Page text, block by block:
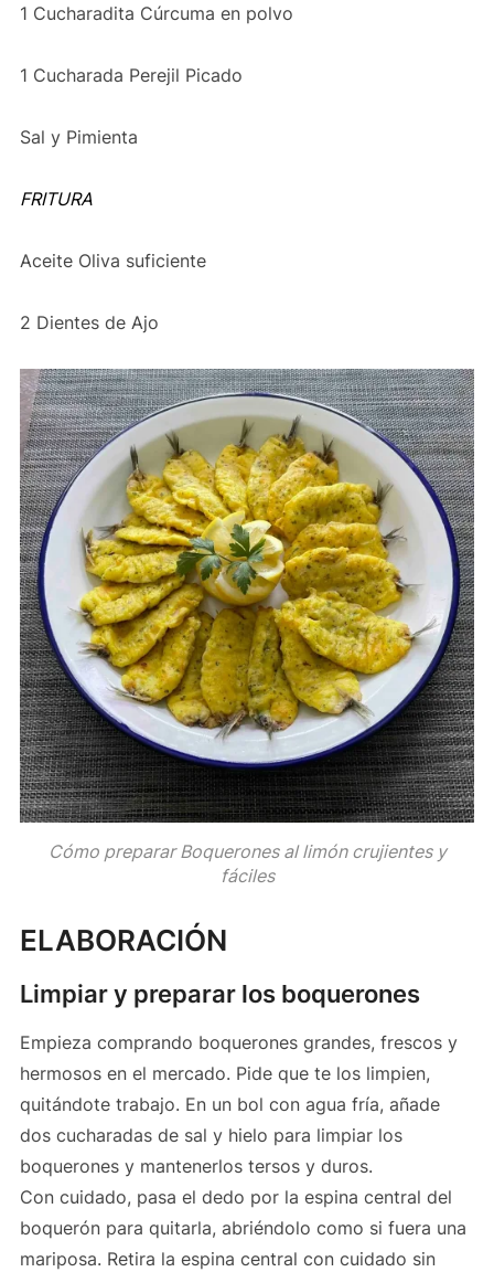
1 Cucharadita Cúrcuma en polvo
1 Cucharada Perejil Picado
Sal y Pimienta
FRITURA
Aceite Oliva suficiente
2 Dientes de Ajo
Cómo preparar Boquerones al limón crujientes y
fáciles
ELABORACIÓN
Limpiar y preparar los boquerones
Empieza comprando boquerones grandes, frescos y
hermosos en el mercado. Pide que te los limpien,
quitándote trabajo. En un bol con agua fría, añade
dos cucharadas de sal y hielo para limpiar los
boquerones y mantenerlos tersos y duros.
Con cuidado, pasa el dedo por la espina central del
boquerón para quitarla, abriéndolo como si fuera una
mariposa. Retira la espina central con cuidado sin